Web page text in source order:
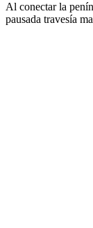
Al conectar la
pausada travesía